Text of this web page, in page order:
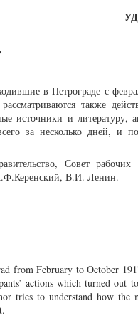
в Петрограде с
также
источники и литературу,
за несколько дней, и
Совет рабочих
В.И. Ленин.
from February to October
actions which turned out
tries to understand how the